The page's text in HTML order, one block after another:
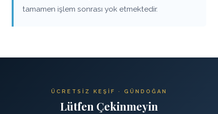
tamamen işlem sonrası yok etmektedir.
ÜCRETSIZ KEŞIF · GÜNDOĞAN
Lütfen Çekinmeyin